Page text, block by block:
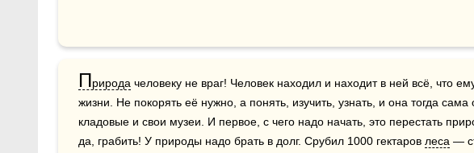
Природа человеку не враг! Человек находил и находит в ней всё, что
жизни. Не покорять её нужно, а понять, изучить, узнать, и она тогда сама
кладовые и свои музеи. И первое, с чего надо начать, это перестать
да, грабить! У природы надо брать в долг. Срубил 1000 гектаров леса —